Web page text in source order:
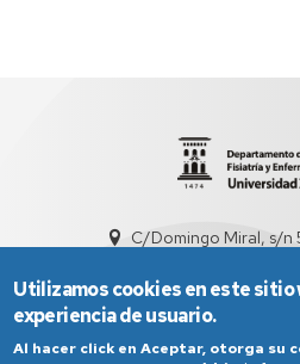
C/Domingo Miral, s/
Utilizamos cookies en este sitio
experiencia de usuario.
Al hacer click en Aceptar, otorga su